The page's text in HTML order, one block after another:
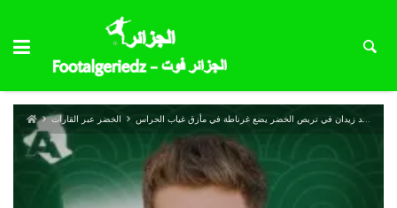
الخضر عبر القارات تواجد زيدان في تربص الخضر يضع غرناطة في مأزق غياب الحراس